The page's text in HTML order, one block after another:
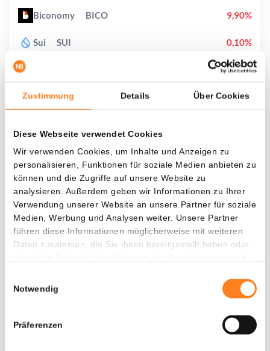
Zustimmung Details Über Cookies
Diese Webseite verwendet Cookies
Wir verwenden Cookies, um Inhalte und Anzeigen zu
personalisieren, Funktionen für soziale Medien anbieten zu
können und die Zugriffe auf unsere Website zu
analysieren. Außerdem geben wir Informationen zu Ihrer
Verwendung unserer Website an unsere Partner für soziale
Medien, Werbung und Analysen weiter. Unsere Partner
führen diese Informationen möglicherweise mit weiteren
Daten zusammen, die Sie ihnen bereitgestellt haben oder
Notwendig
Präferenzen
Was, wenn ich...?
Zie hoeveel waarde je vandaag zou hebben als
je dollar-cost averaging had toegepast op
verschillende cryptocurrencies.
Hätte investiert
$
Gesamtwert
$1.235,94
Biconomy BICO 9,90%
Sui SUI 0,10%
9,10%